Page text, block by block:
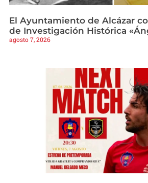
El Ayuntamiento de Alcázar
de Investigación Histórica
agosto 7, 2026